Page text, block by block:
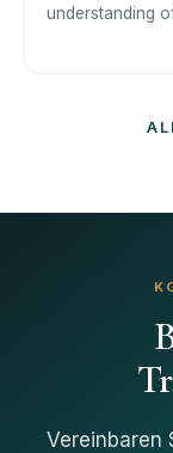
understanding
Vereinbaren